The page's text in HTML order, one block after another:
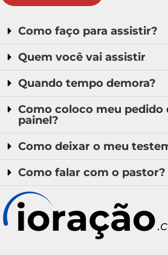
Como faço para assistir?
Quem você vai assistir
Quando tempo demora?
Como coloco meu pedido
painel?
Como deixar o meu
Como falar com o pastor?